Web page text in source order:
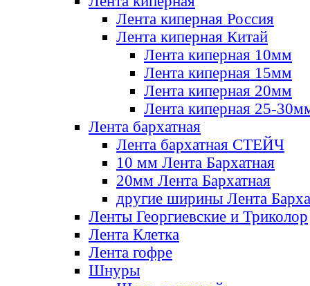
Лента киперная Россия
Лента киперная Китай
Лента киперная 10мм
Лента киперная 15мм
Лента киперная 20мм
Лента киперная 25-
Лента бархатная
Лента бархатная СТЕЙЧ
10 мм Лента Бархатная
20мм Лента Бархатная
другие ширины Лента
Ленты Георгиевские и Триколор
Лента Клетка
Лента гофре
Шнуры